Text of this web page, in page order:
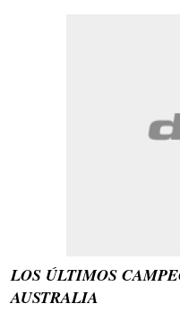
LOS ÚLTIMOS
AUSTRALIA